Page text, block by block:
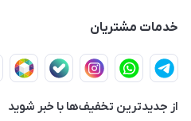
حساب کاربری
لیست محصولات
درباره ما
خدمات مشتریان
قوانین و مقررات
حریم خصوصی
راهنمای ثبت سفارش
از جدید‌ترین تخفیف‌ها با‌ خبر شوید